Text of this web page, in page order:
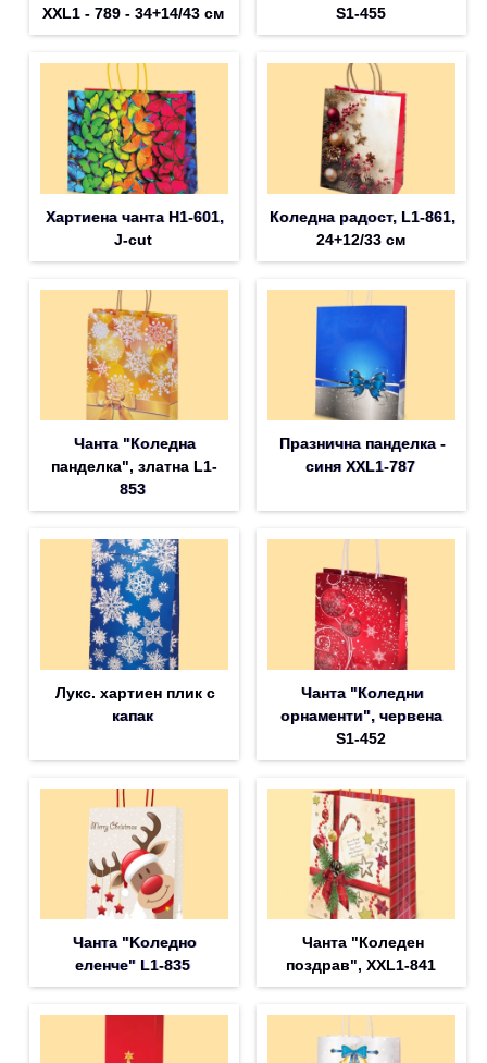
XXL1 - 789 - 34+14/43 см
S1-455
Хартиена чанта H1-601,
J-cut
Коледна радост, L1-861,
24+12/33 см
Чанта "Коледна
панделка", златна L1-
853
Празнична панделка -
синя XXL1-787
Лукс. хартиен плик с
капак
Чанта "Коледни
орнаменти", червена
S1-452
Чанта "Koледно
еленче" L1-835
Чанта "Коледен
поздрав", XXL1-841